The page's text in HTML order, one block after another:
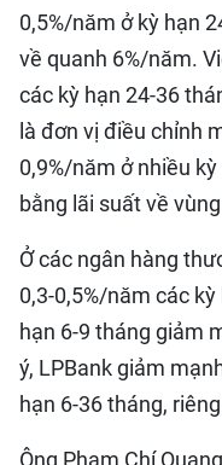
0,5%/năm ở kỳ hạn
về quanh 6%/năm.
các kỳ hạn 24-36
là đơn vị điều chỉnh
0,9%/năm ở nhiều
bằng lãi suất về
Ở các ngân hàng
0,3-0,5%/năm các
hạn 6-9 tháng giảm
ý, LPBank giảm
hạn 6-36 tháng,
Ông Phạm Chí